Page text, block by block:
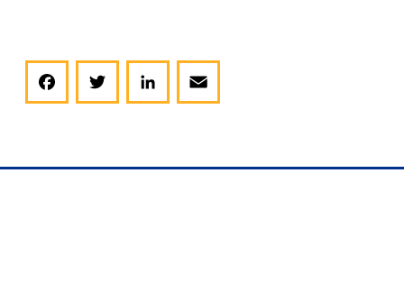
Facebook Twitter LinkedIn Email